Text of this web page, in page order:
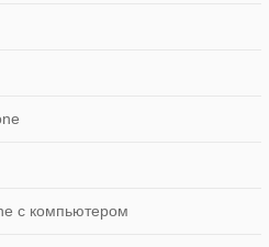
с компьютером